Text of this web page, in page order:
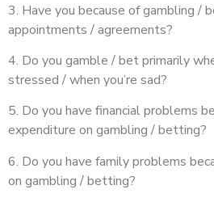
3. Have you because of gambling /
appointments / agreements?
4. Do you gamble / bet primarily
stressed / when you’re sad?
5. Do you have financial problems
expenditure on gambling / betting?
6. Do you have family problems
on gambling / betting?